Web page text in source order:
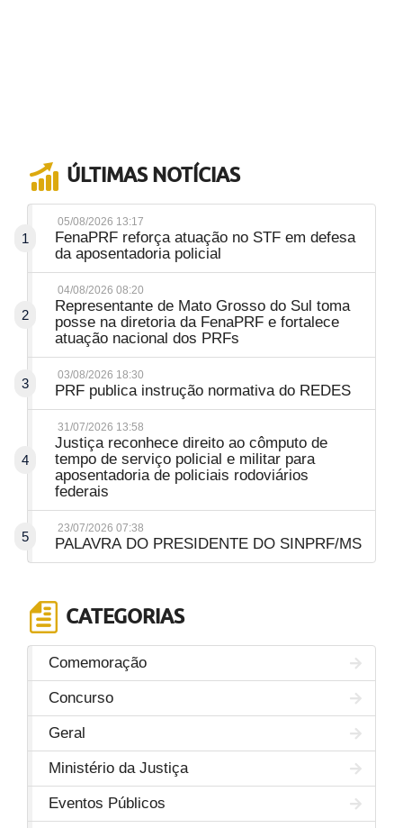
ÚLTIMAS NOTÍCIAS
1
05/08/2026 13:17
FenaPRF reforça atuação no STF em defesa
da aposentadoria policial
2
04/08/2026 08:20
Representante de Mato Grosso do Sul toma
posse na diretoria da FenaPRF e fortalece
atuação nacional dos PRFs
3
03/08/2026 18:30
PRF publica instrução normativa do REDES
4
31/07/2026 13:58
Justiça reconhece direito ao cômputo de
tempo de serviço policial e militar para
aposentadoria de policiais rodoviários
federais
5
23/07/2026 07:38
PALAVRA DO PRESIDENTE DO SINPRF/MS
CATEGORIAS
Comemoração
Concurso
Geral
Ministério da Justiça
Eventos Públicos